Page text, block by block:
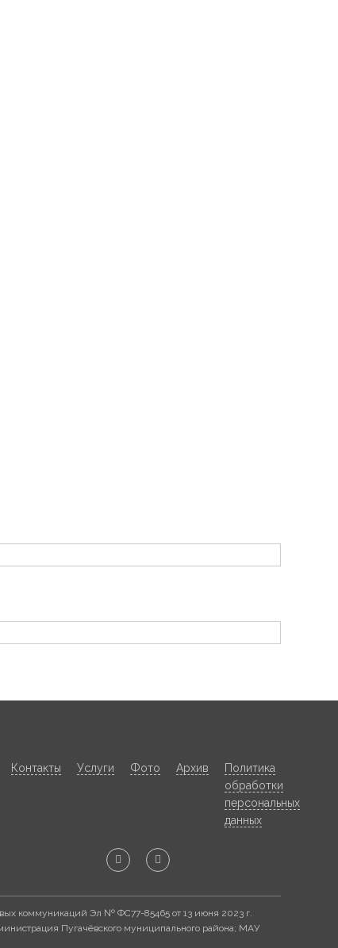
Контакты Услуги Фото Архив
Политика
обработки
персональных
данных
коммуникаций Эл № ФС77-85465 от 13 июня 2023 г.
Пугачёвского муниципального района; МАУ